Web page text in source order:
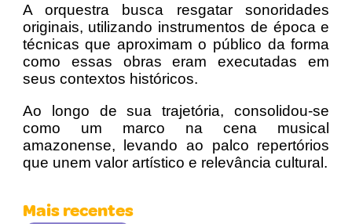
A orquestra busca resgatar sonoridades
originais, utilizando instrumentos de época e
técnicas que aproximam o público da forma
como essas obras eram executadas em
seus contextos históricos.
Ao longo de sua trajetória, consolidou-se
como um marco na cena musical
amazonense, levando ao palco repertórios
que unem valor artístico e relevância cultural.
Mais recentes